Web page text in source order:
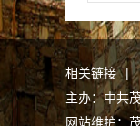
相关链接 |
主办：中共
网站维护：